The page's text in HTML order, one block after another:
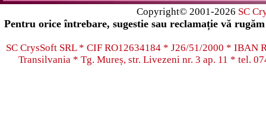
Copyright© 2001-2026 SC
Pentru orice întrebare, sugestie sau reclamație vă
SC CrysSoft SRL * CIF RO12634184 * J26/51/2000 * IBAN
Transilvania * Tg. Mureș, str. Livezeni nr. 3 ap. 11 * tel.